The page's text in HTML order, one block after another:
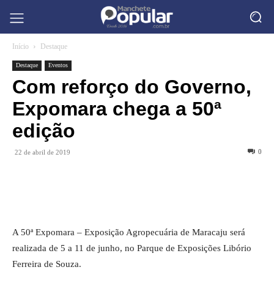
Início Destaque
Destaque Eventos
Com reforço do Governo,
Expomara chega a 50ª
edição
22 de abril de 2019 0
A 50ª Expomara – Exposição Agropecuária de Maracaju será
realizada de 5 a 11 de junho, no Parque de Exposições Libório
Ferreira de Souza.